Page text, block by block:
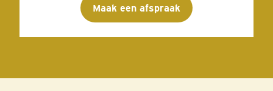
Maak een afspraak